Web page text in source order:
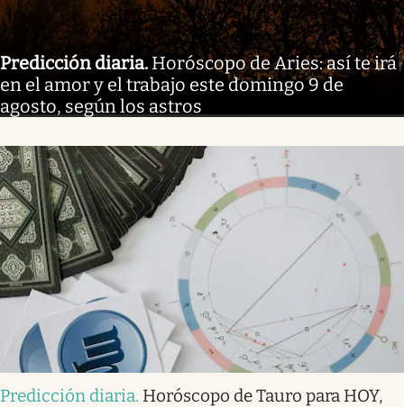
Predicción diaria. Horóscopo de Aries: así te irá
en el amor y el trabajo este domingo 9 de
agosto, según los astros
Predicción diaria. Horóscopo de Tauro para HOY,